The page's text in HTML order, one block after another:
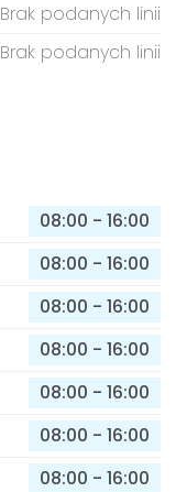
Brak podanych linii
Brak podanych linii
08:00 - 16:00
08:00 - 16:00
08:00 - 16:00
08:00 - 16:00
08:00 - 16:00
08:00 - 16:00
08:00 - 16:00